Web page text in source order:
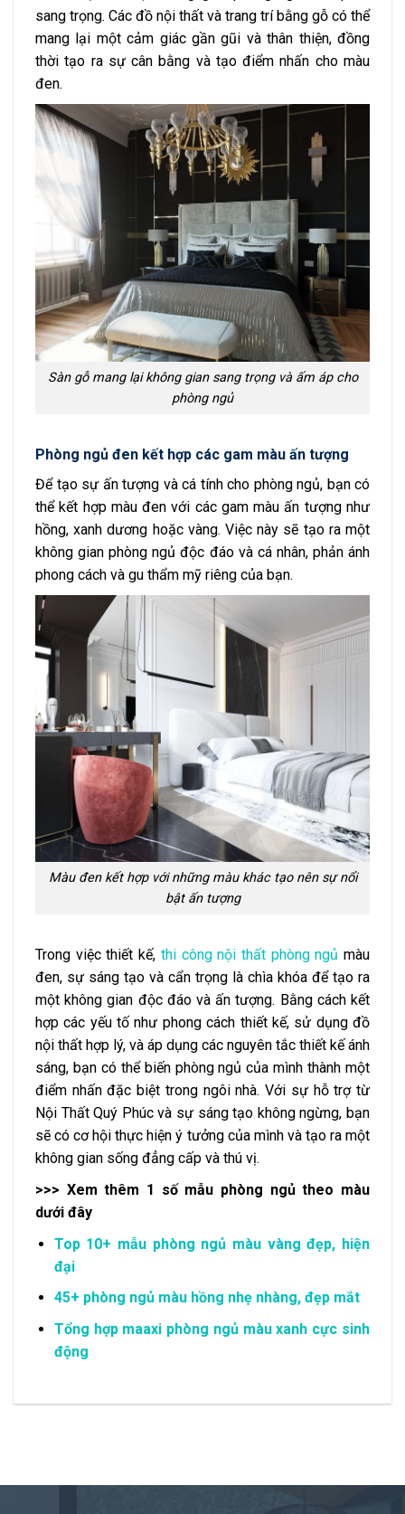
sang trọng. Các đồ nội thất và trang trí bằng gỗ có thể
mang lại một cảm giác gần gũi và thân thiện, đồng
thời tạo ra sự cân bằng và tạo điểm nhấn cho màu
đen.
Sàn gỗ mang lại không gian sang trọng và ấm áp cho
phòng ngủ
Phòng ngủ đen kết hợp các gam màu ấn tượng
Để tạo sự ấn tượng và cá tính cho phòng ngủ, bạn có
thể kết hợp màu đen với các gam màu ấn tượng như
hồng, xanh dương hoặc vàng. Việc này sẽ tạo ra một
không gian phòng ngủ độc đáo và cá nhân, phản ánh
phong cách và gu thẩm mỹ riêng của bạn.
Màu đen kết hợp với những màu khác tạo nên sự nổi
bật ấn tượng
Trong việc thiết kế, thi công nội thất phòng ngủ màu
đen, sự sáng tạo và cẩn trọng là chìa khóa để tạo ra
một không gian độc đáo và ấn tượng. Bằng cách kết
hợp các yếu tố như phong cách thiết kế, sử dụng đồ
nội thất hợp lý, và áp dụng các nguyên tắc thiết kế ánh
sáng, bạn có thể biến phòng ngủ của mình thành một
điểm nhấn đặc biệt trong ngôi nhà. Với sự hỗ trợ từ
Nội Thất Quý Phúc và sự sáng tạo không ngừng, bạn
sẽ có cơ hội thực hiện ý tưởng của mình và tạo ra một
không gian sống đẳng cấp và thú vị.
>>> Xem thêm 1 số mẫu phòng ngủ theo màu
dưới đây
Top 10+ mẫu phòng ngủ màu vàng đẹp, hiện
đại
45+ phòng ngủ màu hồng nhẹ nhàng, đẹp mắt
Tổng hợp maaxi phòng ngủ màu xanh cực sinh
động